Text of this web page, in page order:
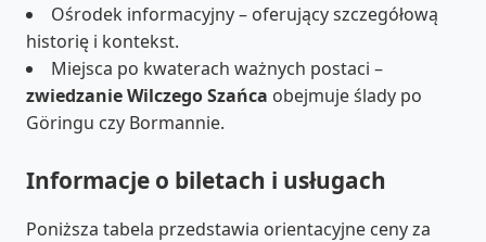
Ośrodek informacyjny – oferujący szczegółową
historię i kontekst.
Miejsca po kwaterach ważnych postaci –
zwiedzanie Wilczego Szańca obejmuje ślady po
Göringu czy Bormannie.
Informacje o biletach i usługach
Poniższa tabela przedstawia orientacyjne ceny za